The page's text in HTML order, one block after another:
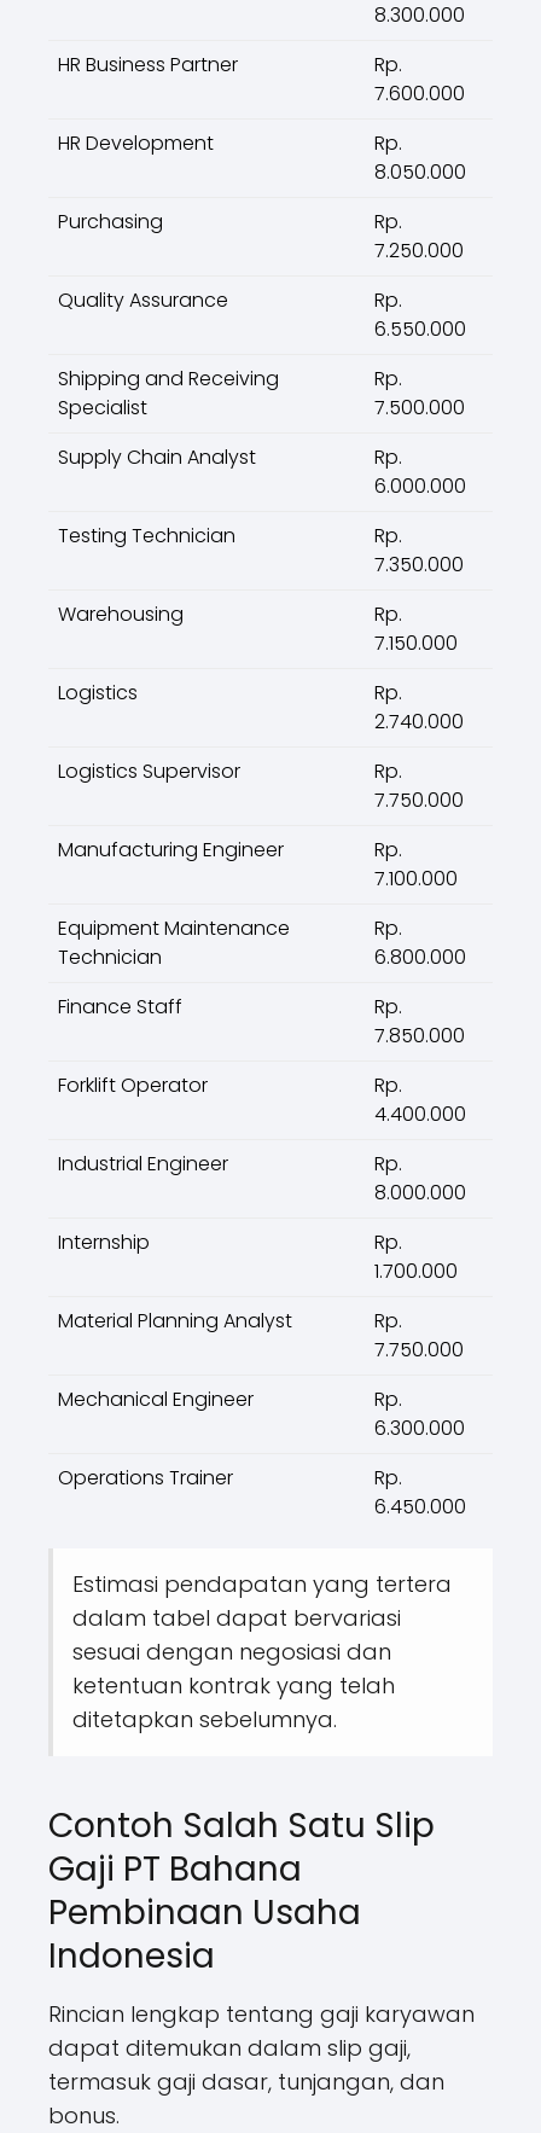
8.300.000
HR Business Partner
Rp.
7.600.000
HR Development
Rp.
8.050.000
Purchasing
Rp.
7.250.000
Quality Assurance
Rp.
6.550.000
Shipping and Receiving
Specialist
Rp.
7.500.000
Supply Chain Analyst
Rp.
6.000.000
Testing Technician
Rp.
7.350.000
Warehousing
Rp.
7.150.000
Logistics
Rp.
2.740.000
Logistics Supervisor
Rp.
7.750.000
Manufacturing Engineer
Rp.
7.100.000
Equipment Maintenance
Technician
Rp.
6.800.000
Finance Staff
Rp.
7.850.000
Forklift Operator
Rp.
4.400.000
Industrial Engineer
Rp.
8.000.000
Internship
Rp.
1.700.000
Material Planning Analyst
Rp.
7.750.000
Mechanical Engineer
Rp.
6.300.000
Operations Trainer
Rp.
6.450.000
Estimasi pendapatan yang tertera
dalam tabel dapat bervariasi
sesuai dengan negosiasi dan
ketentuan kontrak yang telah
ditetapkan sebelumnya.
Contoh Salah Satu Slip
Gaji PT Bahana
Pembinaan Usaha
Indonesia
Rincian lengkap tentang gaji karyawan
dapat ditemukan dalam slip gaji,
termasuk gaji dasar, tunjangan, dan
bonus.